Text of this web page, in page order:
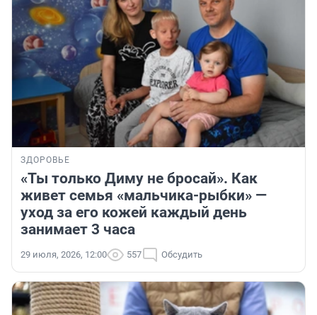
ЗДОРОВЬЕ
«Ты только Диму не бросай». Как
живет семья «мальчика-рыбки» —
уход за его кожей каждый день
занимает 3 часа
29 июля, 2026, 12:00 557 Обсудить